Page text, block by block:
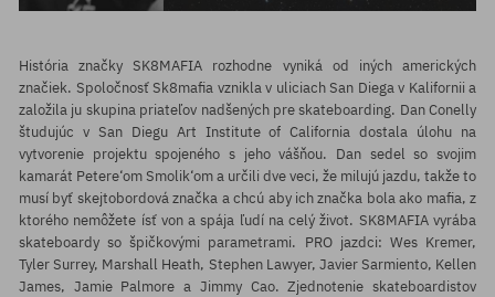
História značky SK8MAFIA rozhodne vyniká od iných amerických
značiek. Spoločnosť Sk8mafia vznikla v uliciach San Diega v Kalifornii a
založila ju skupina priateľov nadšených pre skateboarding. Dan Conelly
študujúc v San Diegu Art Institute of California dostala úlohu na
vytvorenie projektu spojeného s jeho vášňou. Dan sedel so svojim
kamarát Petere‘om Smolik‘om a určili dve veci, že milujú jazdu, takže to
musí byť skejtobordová značka a chcú aby ich značka bola ako mafia, z
ktorého nemôžete ísť von a spája ľudí na celý život. SK8MAFIA vyrába
skateboardy so špičkovými parametrami. PRO jazdci: Wes Kremer,
Tyler Surrey, Marshall Heath, Stephen Lawyer, Javier Sarmiento, Kellen
James, Jamie Palmore a Jimmy Cao. Zjednotenie skateboardistov